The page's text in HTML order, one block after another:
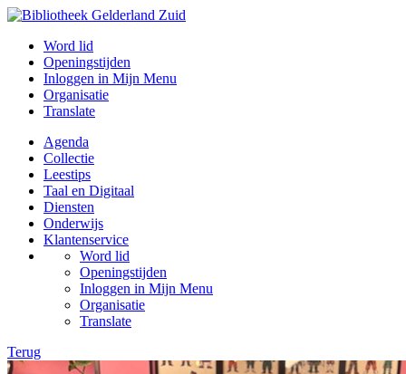
Word lid
Openingstijden
Inloggen in Mijn Menu
Organisatie
Translate
Agenda
Collectie
Leestips
Taal en Digitaal
Diensten
Onderwijs
Klantenservice
Word lid
Openingstijden
Inloggen in Mijn Menu
Organisatie
Translate
Terug